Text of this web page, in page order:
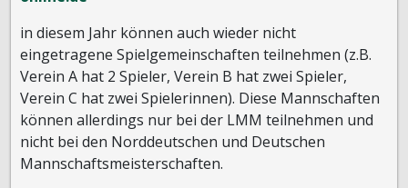
in diesem Jahr können auch wieder nicht
eingetragene Spielgemeinschaften teilnehmen (z.B.
Verein A hat 2 Spieler, Verein B hat zwei Spieler,
Verein C hat zwei Spielerinnen). Diese Mannschaften
können allerdings nur bei der LMM teilnehmen und
nicht bei den Norddeutschen und Deutschen
Mannschaftsmeisterschaften.